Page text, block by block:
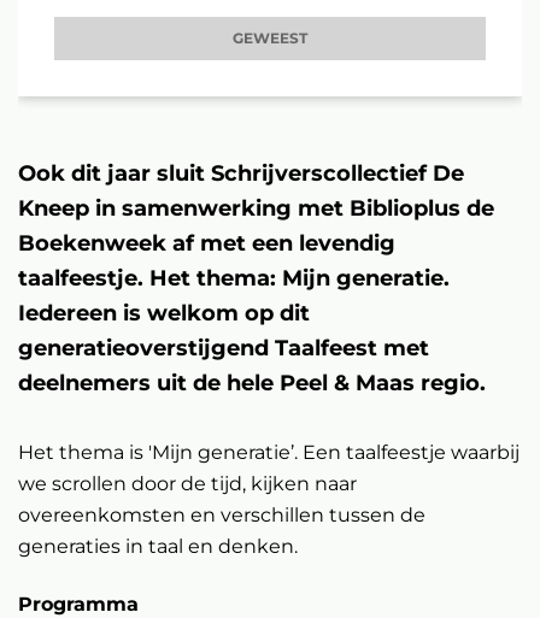
GEWEEST
Ook dit jaar sluit Schrijverscollectief De
Kneep in samenwerking met Biblioplus de
Boekenweek af met een levendig
taalfeestje. Het thema: Mijn generatie.
Iedereen is welkom op dit
generatieoverstijgend Taalfeest met
deelnemers uit de hele Peel & Maas regio.
Het thema is 'Mijn generatie’. Een taalfeestje waarbij
we scrollen door de tijd, kijken naar
overeenkomsten en verschillen tussen de
generaties in taal en denken.
Programma
Inzoomen